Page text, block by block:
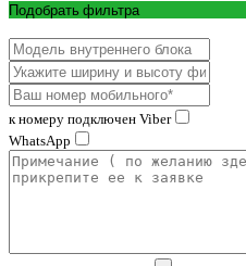
Подобрать фильтра
к номеру подключен Viber
WhatsApp